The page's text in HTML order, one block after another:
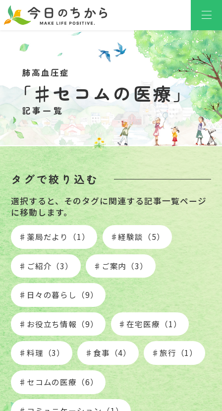
肺高血圧症
「♯セコムの医療」
記事一覧
タグで絞り込む
選択すると、そのタグに関連する記事一覧ページ
に移動します。
♯薬局だより（1） ♯経験談（5）
♯ご紹介（3） ♯ご案内（3）
♯日々の暮らし（9）
♯お役立ち情報（9） ♯在宅医療（1）
♯料理（3） ♯食事（4） ♯旅行（1）
♯セコムの医療（6）